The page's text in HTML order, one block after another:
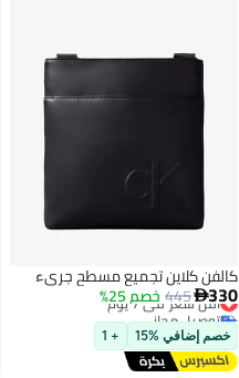
كالفن كلاين تجميع مسطح جريء
330
445خصم 25%
أقل سعر في 7 يوم
توصيل مجاني
أقل سعر في 7 يوم
خصم إضافي %15 + 1